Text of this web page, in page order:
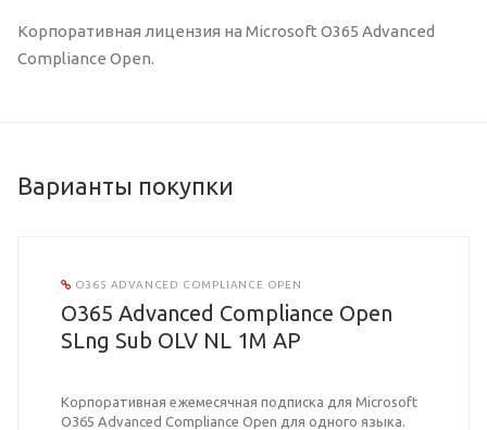
Корпоративная лицензия на Microsoft O365 Advanced
Compliance Open.
Варианты покупки
O365 ADVANCED COMPLIANCE OPEN
O365 Advanced Compliance Open
SLng Sub OLV NL 1M AP
Корпоративная ежемесячная подписка для Microsoft
O365 Advanced Compliance Open для одного языка.